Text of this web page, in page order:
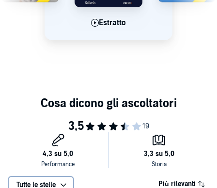
Estratto
Tutte le stelle Più rilevanti